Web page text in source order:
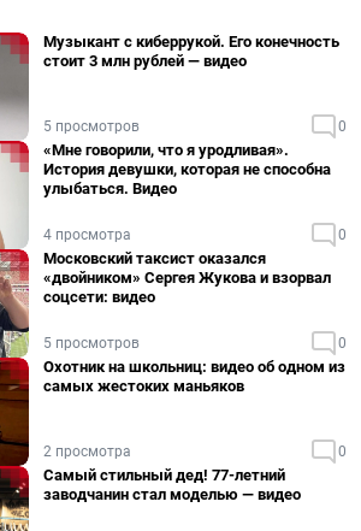
Музыкант с киберрукой. Его конечность
стоит 3 млн рублей — видео
5 просмотров 0
«Мне говорили, что я уродливая».
История девушки, которая не способна
улыбаться. Видео
4 просмотра 0
Московский таксист оказался
«двойником» Сергея Жукова и взорвал
соцсети: видео
5 просмотров 0
Охотник на школьниц: видео об одном из
самых жестоких маньяков
2 просмотра 0
Самый стильный дед! 77-летний
заводчанин стал моделью — видео